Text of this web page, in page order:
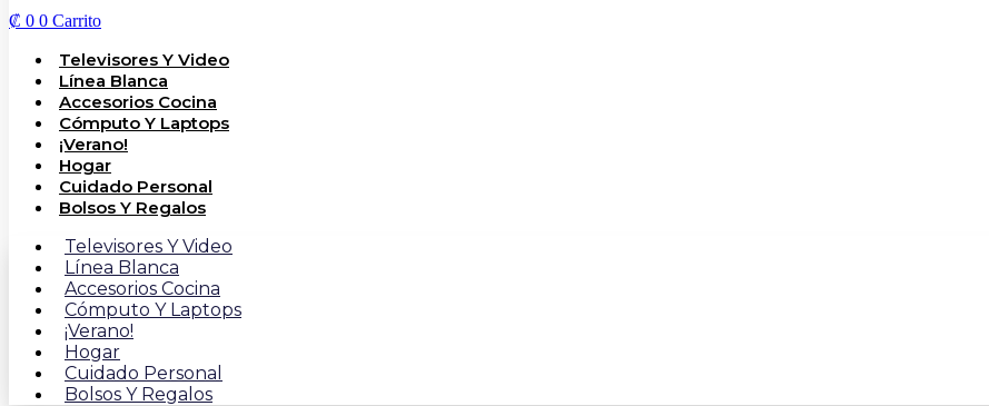
₡ 0 0 Carrito
Televisores Y Video
Línea Blanca
Accesorios Cocina
Cómputo Y Laptops
¡Verano!
Hogar
Cuidado Personal
Bolsos Y Regalos
Televisores Y Video
Línea Blanca
Accesorios Cocina
Cómputo Y Laptops
¡Verano!
Hogar
Cuidado Personal
Bolsos Y Regalos